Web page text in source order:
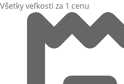
Všetky veľkosti za 1 cenu